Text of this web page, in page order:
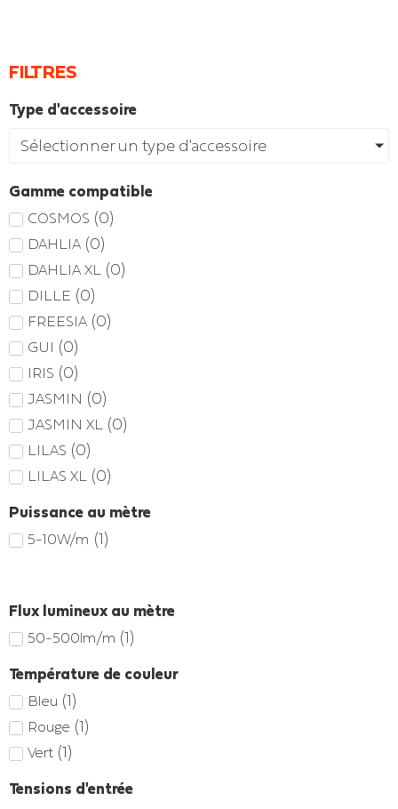
FILTRES
Type d'accessoire
Sélectionner un type d'accessoire
Gamme compatible
COSMOS (0)
DAHLIA (0)
DAHLIA XL (0)
DILLE (0)
FREESIA (0)
GUI (0)
IRIS (0)
JASMIN (0)
JASMIN XL (0)
LILAS (0)
LILAS XL (0)
Puissance au mètre
5-10W/m (1)
Flux lumineux au mètre
50-500lm/m (1)
Température de couleur
Bleu (1)
Rouge (1)
Vert (1)
Tensions d'entrée